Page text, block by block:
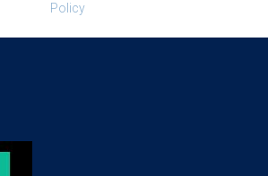
Policy